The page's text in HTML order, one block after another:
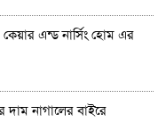
কেয়ার এন্ড নার্সিং হোম এর
দাম নাগালের বাইরে